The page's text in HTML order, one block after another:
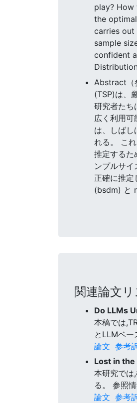
play?
the
carries out
sample
confident
Abstract（
(TSP)は、
研究者たち
広く利用
は、しば
れる。 こ
推定するた
ンプルサ
正確に推
(bsdm) と
関連論文リ
Do LLMs
本稿では
とLLMベー
論文 参考
Lost in
本研究では
る。 参照
論文 参考